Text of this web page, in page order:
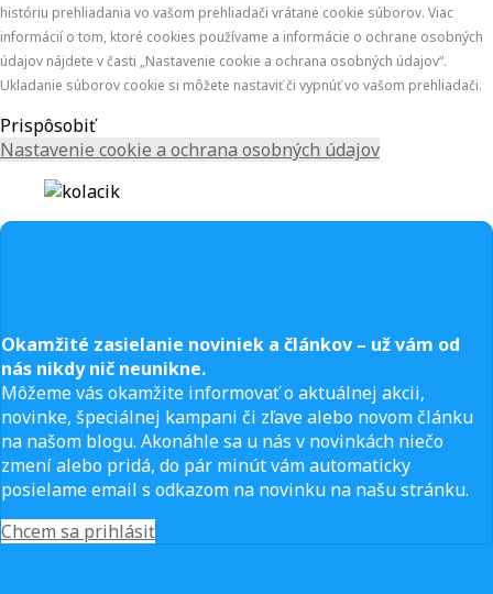
históriu prehliadania vo vašom prehliadači vrátane cookie súborov. Viac
informácií o tom, ktoré cookies používame a informácie o ochrane osobných
údajov nájdete v časti „Nastavenie cookie a ochrana osobných údajov“.
Ukladanie súborov cookie si môžete nastaviť či vypnúť vo vašom prehliadači.
Prispôsobiť
Nastavenie cookie a ochrana osobných údajov
Okamžité zasielanie noviniek a článkov – už vám od
nás nikdy nič neunikne.
Môžeme vás okamžite informovať o aktuálnej akcii,
novinke, špeciálnej kampani či zľave alebo novom článku
na našom blogu. Akonáhle sa u nás v novinkách niečo
zmení alebo pridá, do pár minút vám automaticky
posielame email s odkazom na novinku na našu stránku.
Chcem sa prihlásiť